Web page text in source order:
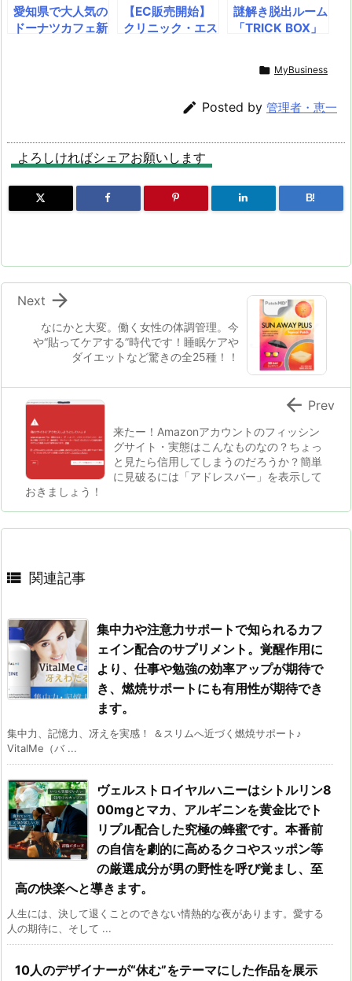
0粒 【ゆうパケッ
ト 追跡可 送料無
応不可】
愛知県で大人気の
ドーナツカフェ新
【EC販売開始】
クリニック・エス
Tメタトロン公式
プ」が待望のオー
プン 2021年10
00AM にロー
ンチ決定
謎解き脱出ルーム
「TRICK BOX」
ベント2種を4月1
立川 「勇者が民
た！」＆「四畳半
 MyBusiness
 Posted by 管理者・恵一
よろしければシェアお願いします
B!
なにかと大変。働く女性の体調管理。今
や“貼ってケアする”時代です！睡眠ケアや
ダイエットなど驚きの全25種！！

Next
来たー！Amazonアカウントのフィッシン
グサイト・実態はこんなものなの？ちょっ
と見たら信用してしまうのだろうか？簡単
に見破るには「アドレスバー」を表示して
おきましょう！
 Prev
 関連記事
集中力や注意力サポートで知られるカフ
ェイン配合のサプリメント。覚醒作用に
より、仕事や勉強の効率アップが期待で
き、燃焼サポートにも有用性が期待でき
ます。
集中力、記憶力、冴えを実感！ ＆スリムへ近づく燃焼サポート♪
VitalMe（バ ...
ヴェルストロイヤルハニーはシトルリン8
00mgとマカ、アルギニンを黄金比でト
リプル配合した究極の蜂蜜です。本番前
の自信を劇的に高めるクコやスッポン等
の厳選成分が男の野性を呼び覚まし、至
高の快楽へと導きます。
人生には、決して退くことのできない情熱的な夜があります。愛する
人の期待に、そして ...
10人のデザイナーが“休む”をテーマにした作品を展示